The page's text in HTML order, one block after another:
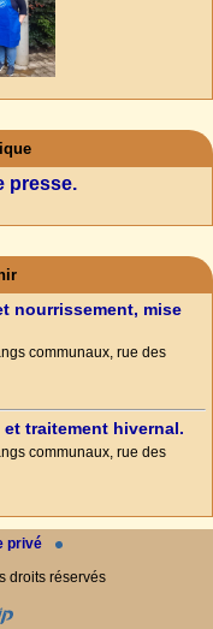
presse.
nourrissement, mise
communaux, rue des
traitement hivernal.
communaux, rue des
privé
droits réservés